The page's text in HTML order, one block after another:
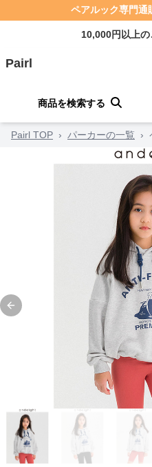
ペアルック専門通
10,000円以上
Pairl
商品を検索する
Pairl TOP › パーカーの一覧 ›
Previous slide